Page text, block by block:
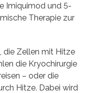
Imiquimod und 5-
Therapie zur
die Zellen mit Hitze
die Kryochirurgie
– oder die
Hitze. Dabei wird